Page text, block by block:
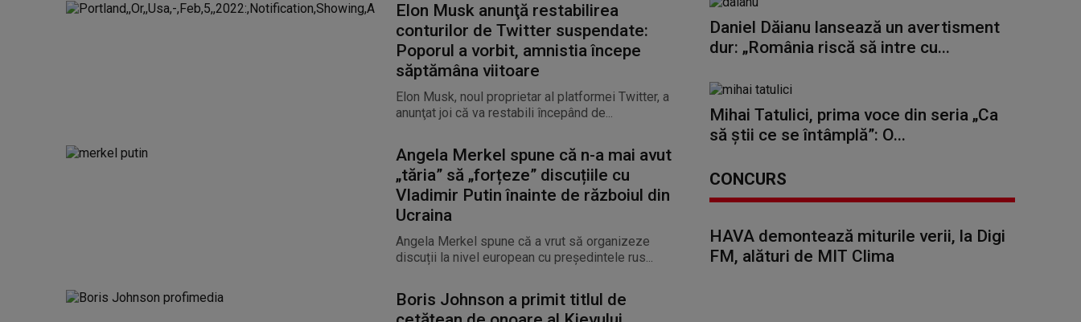
Elon Musk anunţă restabilirea
conturilor de Twitter suspendate:
Poporul a vorbit, amnistia începe
săptămâna viitoare
Elon Musk, noul proprietar al platformei Twitter, a
anunţat joi că va restabili începând de...
Angela Merkel spune că n-a mai avut
„tăria” să „forțeze” discuțiile cu
Vladimir Putin înainte de războiul din
Ucraina
Angela Merkel spune că a vrut să organizeze
discuții la nivel european cu președintele rus...
Boris Johnson a primit titlul de
Daniel Dăianu lansează un avertisment
dur: „România riscă să intre cu...
Mihai Tatulici, prima voce din seria „Ca
să știi ce se întâmplă”: O...
CONCURS
HAVA demontează miturile verii, la Digi
FM, alături de MIT Clima